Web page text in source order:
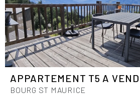
APPARTEMENT T5 A
BOURG ST MAURICE